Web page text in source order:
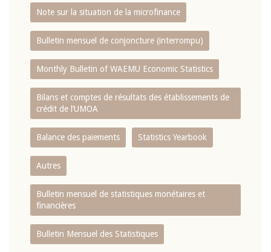
Note sur la situation de la microfinance
Bulletin mensuel de conjoncture (interrompu)
Monthly Bulletin of WAEMU Economic Statistics
Bilans et comptes de résultats des établissements de
crédit de l‘UMOA
Balance des paiements Statistics Yearbook
Autres
Bulletin mensuel de statistiques monétaires et
financières
Bulletin Mensuel des Statistiques